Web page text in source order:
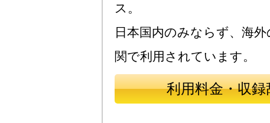
ス。
日本国内のみならず、海
関で利用されています。
利用料金・収